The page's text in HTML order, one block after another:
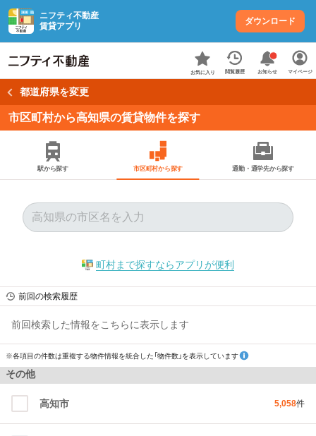
ニフティ不動産
賃貸アプリ
ダウンロード
お気に入り 閲覧履歴 お知らせ マイページ
都道府県を変更
市区町村から高知県の賃貸物件を探す
駅から探す 市区町村から探す 通勤・通学先から探す
町村まで探すならアプリが便利
前回の検索履歴
前回検索した情報をこちらに表示します
※各項目の件数は重複する物件情報を統合した「物件数」を表示しています
その他
高知市 5,058件